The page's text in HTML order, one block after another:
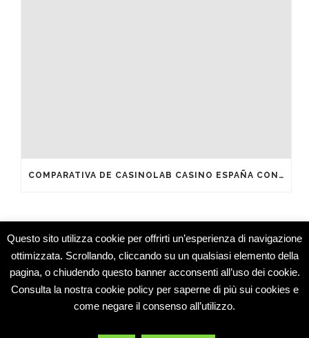
COMPARATIVA DE CASINOLAB CASINO ESPAÑA CON OTROS OPERADORES DEL MERCADO
Studio Medico Montesarchio © 2015 -
Specialisti
Dermatologia e Medicina Estetica
Questo sito utilizza cookie per offrirti un’esperienza di navigazione
ottimizzata. Scrollando, cliccando su un qualsiasi elemento della
pagina, o chiudendo questo banner acconsenti all’uso dei cookie.
Consulta la nostra cookie policy per saperne di più sui cookies e
come negare il consenso all’utilizzo.